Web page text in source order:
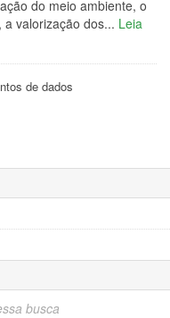
do meio ambiente, o
valorização dos... Leia
de dados
busca